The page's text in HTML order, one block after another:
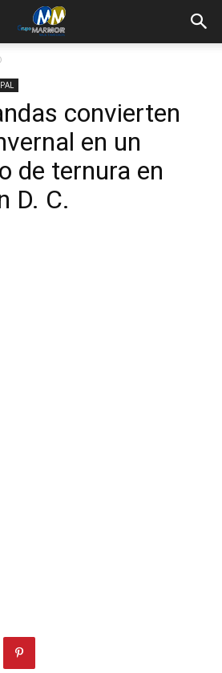
convierten
en un
de ternura en
D. C.